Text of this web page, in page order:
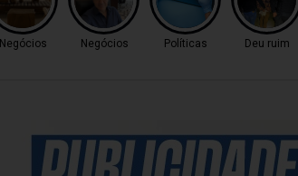
Negócios Negócios Políticas Deu ruim